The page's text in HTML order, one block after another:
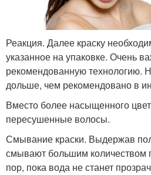
Реакция. Далее краску
указанное на упаковке. Очень
рекомендованную технологию.
дольше, чем рекомендовано в
Вместо более насыщенного
пересушенные волосы.
Смывание краски. Выдержав
смывают большим количеством
пор, пока вода не станет